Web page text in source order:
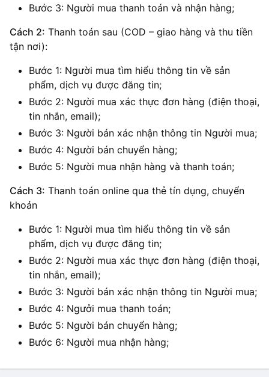
Bước 3: Người mua thanh toán và nhận hàng;
Cách 2: Thanh toán sau (COD – giao hàng và thu tiền
tận nơi):
Bước 1: Người mua tìm hiểu thông tin về sản
phẩm, dịch vụ được đăng tin;
Bước 2: Người mua xác thực đơn hàng (điện thoại,
tin nhắn, email);
Bước 3: Người bán xác nhận thông tin Người mua;
Bước 4: Người bán chuyển hàng;
Bước 5: Người mua nhận hàng và thanh toán;
Cách 3: Thanh toán online qua thẻ tín dụng, chuyển
khoản
Bước 1: Người mua tìm hiểu thông tin về sản
phẩm, dịch vụ được đăng tin;
Bước 2: Người mua xác thực đơn hàng (điện thoại,
tin nhắn, email);
Bước 3: Người bán xác nhận thông tin Người mua;
Bước 4: Ngưởi mua thanh toán;
Bước 5: Người bán chuyển hàng;
Bước 6: Người mua nhận hàng;